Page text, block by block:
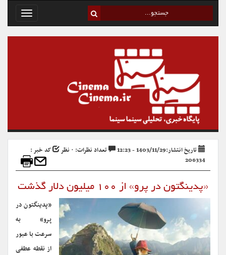
Toggle
تاریخ انتشار:1403/11/29 - 12:23 تعداد نظرات: ۰ نظر
کد خبر :
206334
«پدینگتون در پرو» از ۱۰۰ میلیون دلار گذشت
«پدینگتون در
پرو» به
سرعت با عبور
از نقطه عطفی